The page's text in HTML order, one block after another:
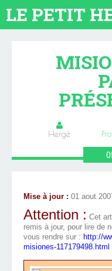
Hergé
Mise à jour : 01 aout
Attention : Cet
remis à jour, pour lire de
vous rendre sur : http://
misiones-117179498.html